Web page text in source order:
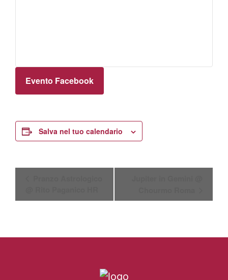
Evento Facebook
Salva nel tuo calendario